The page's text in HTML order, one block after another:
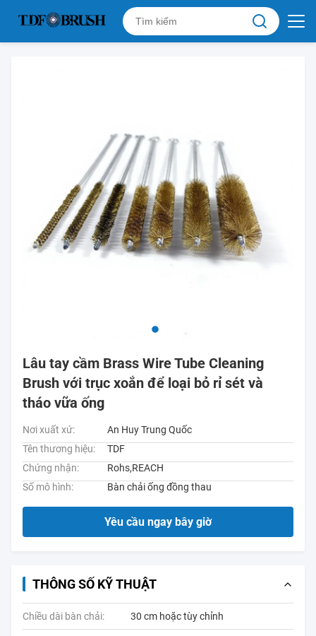
Lâu tay cầm Brass Wire Tube Cleaning
Brush với trục xoắn để loại bỏ rỉ sét và
tháo vữa ống
Nơi xuất xứ:
An Huy Trung Quốc
Tên thương hiệu:
TDF
Chứng nhận:
Rohs,REACH
Số mô hình:
Bàn chải ống đồng thau
Yêu cầu ngay bây giờ
THÔNG SỐ KỸ THUẬT
Chiều dài bàn chải: 30 cm hoặc tùy chỉnh